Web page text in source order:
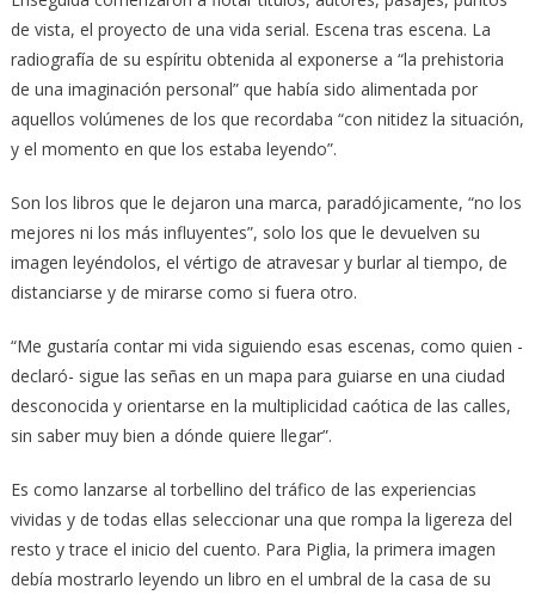
de vista, el proyecto de una vida serial. Escena tras escena. La
radiografía de su espíritu obtenida al exponerse a “la prehistoria
de una imaginación personal” que había sido alimentada por
aquellos volúmenes de los que recordaba “con nitidez la situación,
y el momento en que los estaba leyendo”.
Son los libros que le dejaron una marca, paradójicamente, “no los
mejores ni los más influyentes”, solo los que le devuelven su
imagen leyéndolos, el vértigo de atravesar y burlar al tiempo, de
distanciarse y de mirarse como si fuera otro.
“Me gustaría contar mi vida siguiendo esas escenas, como quien -
declaró- sigue las señas en un mapa para guiarse en una ciudad
desconocida y orientarse en la multiplicidad caótica de las calles,
sin saber muy bien a dónde quiere llegar”.
Es como lanzarse al torbellino del tráfico de las experiencias
vividas y de todas ellas seleccionar una que rompa la ligereza del
resto y trace el inicio del cuento. Para Piglia, la primera imagen
debía mostrarlo leyendo un libro en el umbral de la casa de su